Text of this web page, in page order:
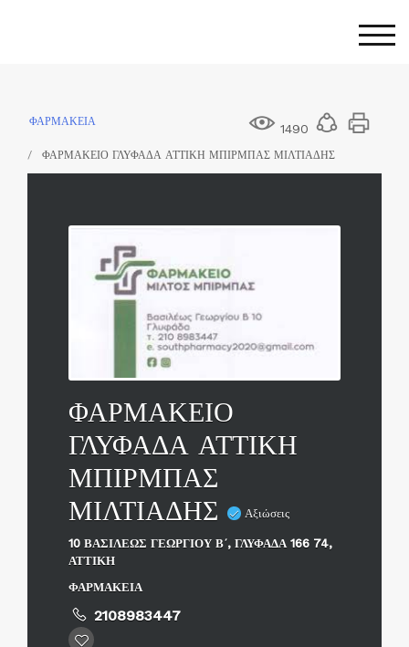
1490
ΦΑΡΜΑΚΕΙΑ
ΦΑΡΜΑΚΕΙΟ ΓΛΥΦΑΔΑ ΑΤΤΙΚΗ ΜΠΙΡΜΠΑΣ ΜΙΛΤΙΑΔΗΣ
ΦΑΡΜΑΚΕΙΟ
ΓΛΥΦΑΔΑ ΑΤΤΙΚΗ
ΜΠΙΡΜΠΑΣ
ΜΙΛΤΙΑΔΗΣ
Αξιώσεις
10 ΒΑΣΙΛΕΩΣ ΓΕΩΡΓΙΟΥ Β΄, ΓΛΥΦΑΔΑ 166 74,
ΑΤΤΙΚΗ
ΦΑΡΜΑΚΕΙΑ
2108983447